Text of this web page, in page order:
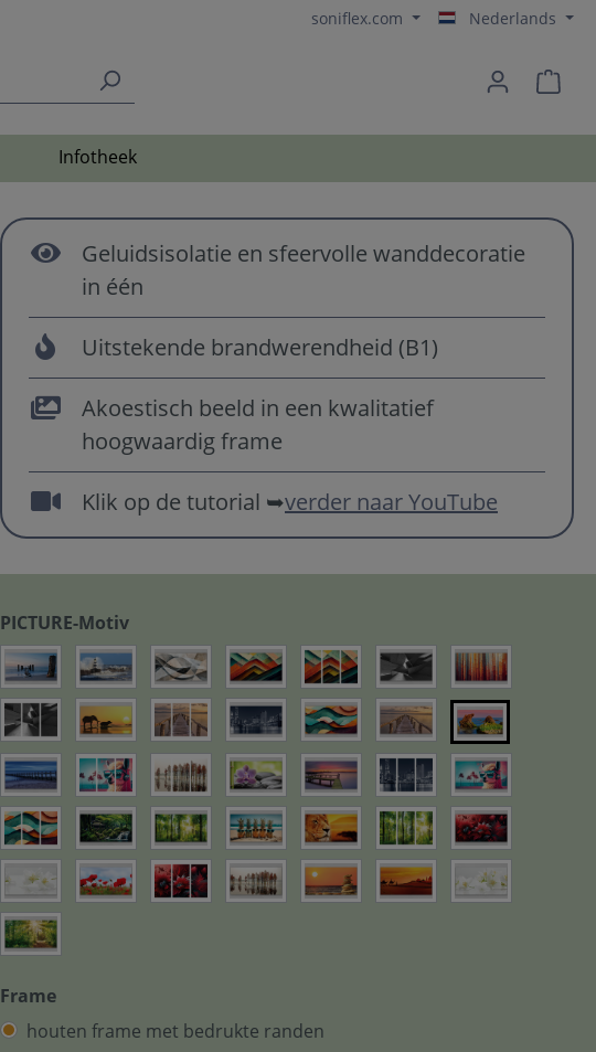
soniflex.com Nederlands
Infotheek
Geluidsisolatie en sfeervolle wanddecoratie
in één
Uitstekende brandwerendheid (B1)
Akoestisch beeld in een kwalitatief
hoogwaardig frame
Klik op de tutorial ➥verder naar YouTube
PICTURE-Motiv
Frame
houten frame met bedrukte randen